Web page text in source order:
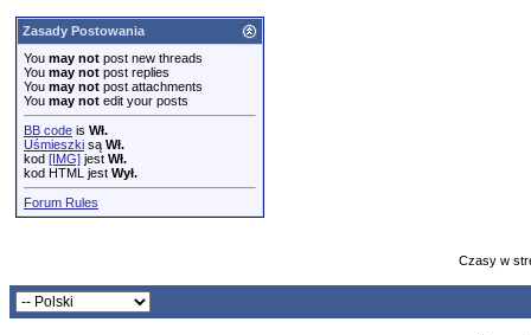
Zasady Postowania
You may not post new threads
You may not post replies
You may not post attachments
You may not edit your posts
BB code is Wł.
Uśmieszki są Wł.
kod [IMG] jest Wł.
kod HTML jest Wył.
Forum Rules
Czasy w